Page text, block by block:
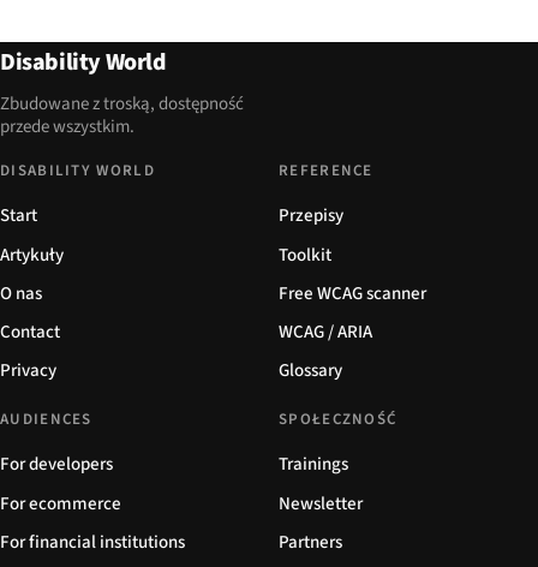
Disability World
Zbudowane z troską, dostępność
przede wszystkim.
DISABILITY WORLD
Start
Artykuły
O nas
Contact
Privacy
REFERENCE
Przepisy
Toolkit
Free WCAG scanner
WCAG / ARIA
Glossary
AUDIENCES
For developers
For ecommerce
For financial institutions
SPOŁECZNOŚĆ
Trainings
Newsletter
Partners